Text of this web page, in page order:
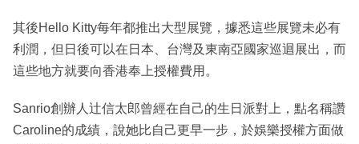
其後Hello Kitty每年都推出大型展覽，據悉這些展覽未必有
利潤，但日後可以在日本、台灣及東南亞國家巡迴展出，而
這些地方就要向香港奉上授權費用。
Sanrio創辦人辻信太郎曾經在自己的生日派對上，點名稱讚
Caroline的成績，說她比自己更早一步，於娛樂授權方面做